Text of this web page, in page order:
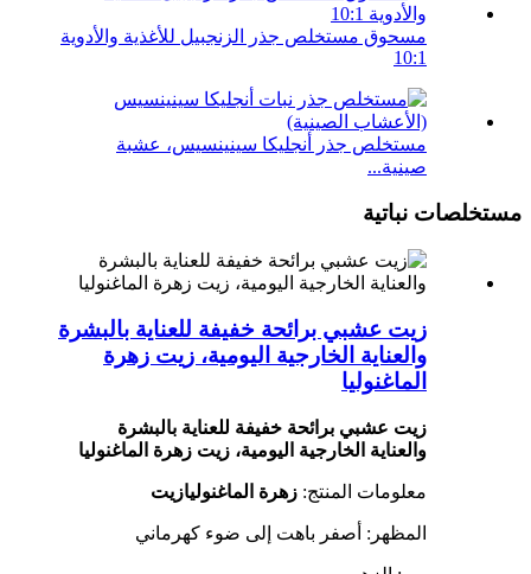
مسحوق مستخلص جذر الزنجبيل للأغذية والأدوية
10:1
مستخلص جذر أنجليكا سينينسيس، عشبة
صينية...
مستخلصات نباتية
زيت عشبي برائحة خفيفة للعناية بالبشرة
والعناية الخارجية اليومية، زيت زهرة
الماغنوليا
زيت عشبي برائحة خفيفة للعناية بالبشرة
والعناية الخارجية اليومية، زيت زهرة الماغنوليا
معلومات المنتج: زهرة الماغنوليازيت
المظهر: أصفر باهت إلى ضوء كهرماني